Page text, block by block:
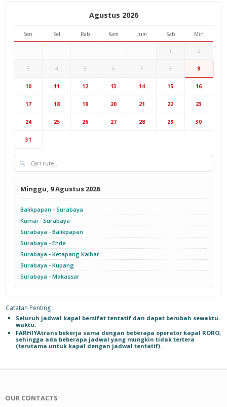
Agustus 2026
Sen Sel Rab Kam Jum Sab Min
1 2
3 4 5 6 7 8 9
10 11 12 13 14 15 16
17 18 19 20 21 22 23
24 25 26 27 28 29 30
31
Minggu, 9 Agustus 2026
Balikpapan - Surabaya
Kumai - Surabaya
Surabaya - Balikpapan
Surabaya - Ende
Surabaya - Ketapang Kalbar
Surabaya - Kupang
Surabaya - Makassar
Catatan Penting :
Seluruh jadwal kapal bersifat tentatif dan dapat berubah sewaktu-
waktu.
FARHIYAtrans bekerja sama dengan beberapa operator kapal RORO,
sehingga ada beberapa jadwal yang mungkin tidak tertera
(terutama untuk kapal dengan jadwal tentatif).
OUR CONTACTS